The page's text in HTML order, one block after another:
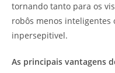
tornando tanto para os
robôs menos inteligentes
inpersepitivel.
As principais vantagens